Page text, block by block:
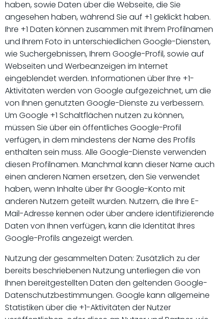
haben, sowie Daten über die Webseite, die Sie
angesehen haben, während Sie auf +1 geklickt haben.
Ihre +1 Daten können zusammen mit Ihrem Profilnamen
und Ihrem Foto in unterschiedlichen Google-Diensten,
wie Suchergebnissen, Ihrem Google-Profil, sowie auf
Webseiten und Werbeanzeigen im Internet
eingeblendet werden. Informationen über Ihre +1-
Aktivitäten werden von Google aufgezeichnet, um die
von Ihnen genutzten Google-Dienste zu verbessern.
Um Google +1 Schaltflächen nutzen zu können,
müssen Sie über ein öffentliches Google-Profil
verfügen, in dem mindestens der Name des Profils
enthalten sein muss. Alle Google-Dienste verwenden
diesen Profilnamen. Manchmal kann dieser Name auch
einen anderen Namen ersetzen, den Sie verwendet
haben, wenn Inhalte über Ihr Google-Konto mit
anderen Nutzern geteilt wurden. Nutzern, die Ihre E-
Mail-Adresse kennen oder über andere identifizierende
Daten von Ihnen verfügen, kann die Identität Ihres
Google-Profils angezeigt werden.
Nutzung der gesammelten Daten: Zusätzlich zu der
bereits beschriebenen Nutzung unterliegen die von
Ihnen bereitgestellten Daten den geltenden Google-
Datenschutzbestimmungen. Google kann allgemeine
Statistiken über die +1-Aktivitäten der Nutzer